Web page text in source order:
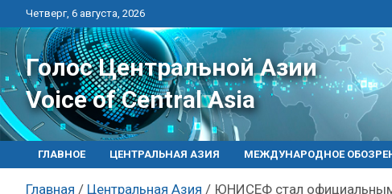
Перейти
к
контенту
Четверг, 6 августа, 2026
Голос Центральной Азии
Voice of Central Asia
ГЛАВНОЕ ЦЕНТРАЛЬНАЯ АЗИЯ МЕЖДУНАРОДНОЕ
Главная Центральная Азия ЮНИСЕФ стал официальным